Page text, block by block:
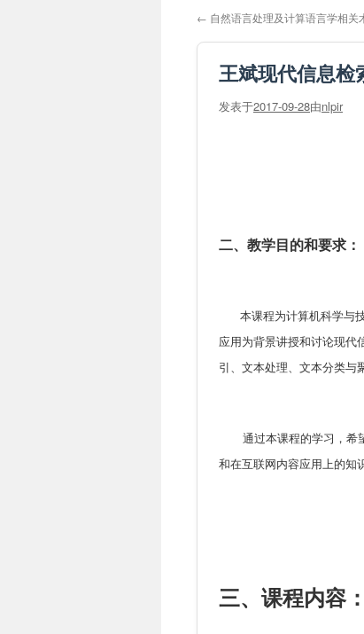
← 自然语言处理及计算语言学相关
王斌现代信息
发表于2017-09-28由nlpir
二、教学目的和要求：
本课程为计算机科学与
应用为背景讲授和讨论现代
引、文本处理、文本分类与
通过本课程的学习，希
和在互联网内容应用上的知
三、课程内容